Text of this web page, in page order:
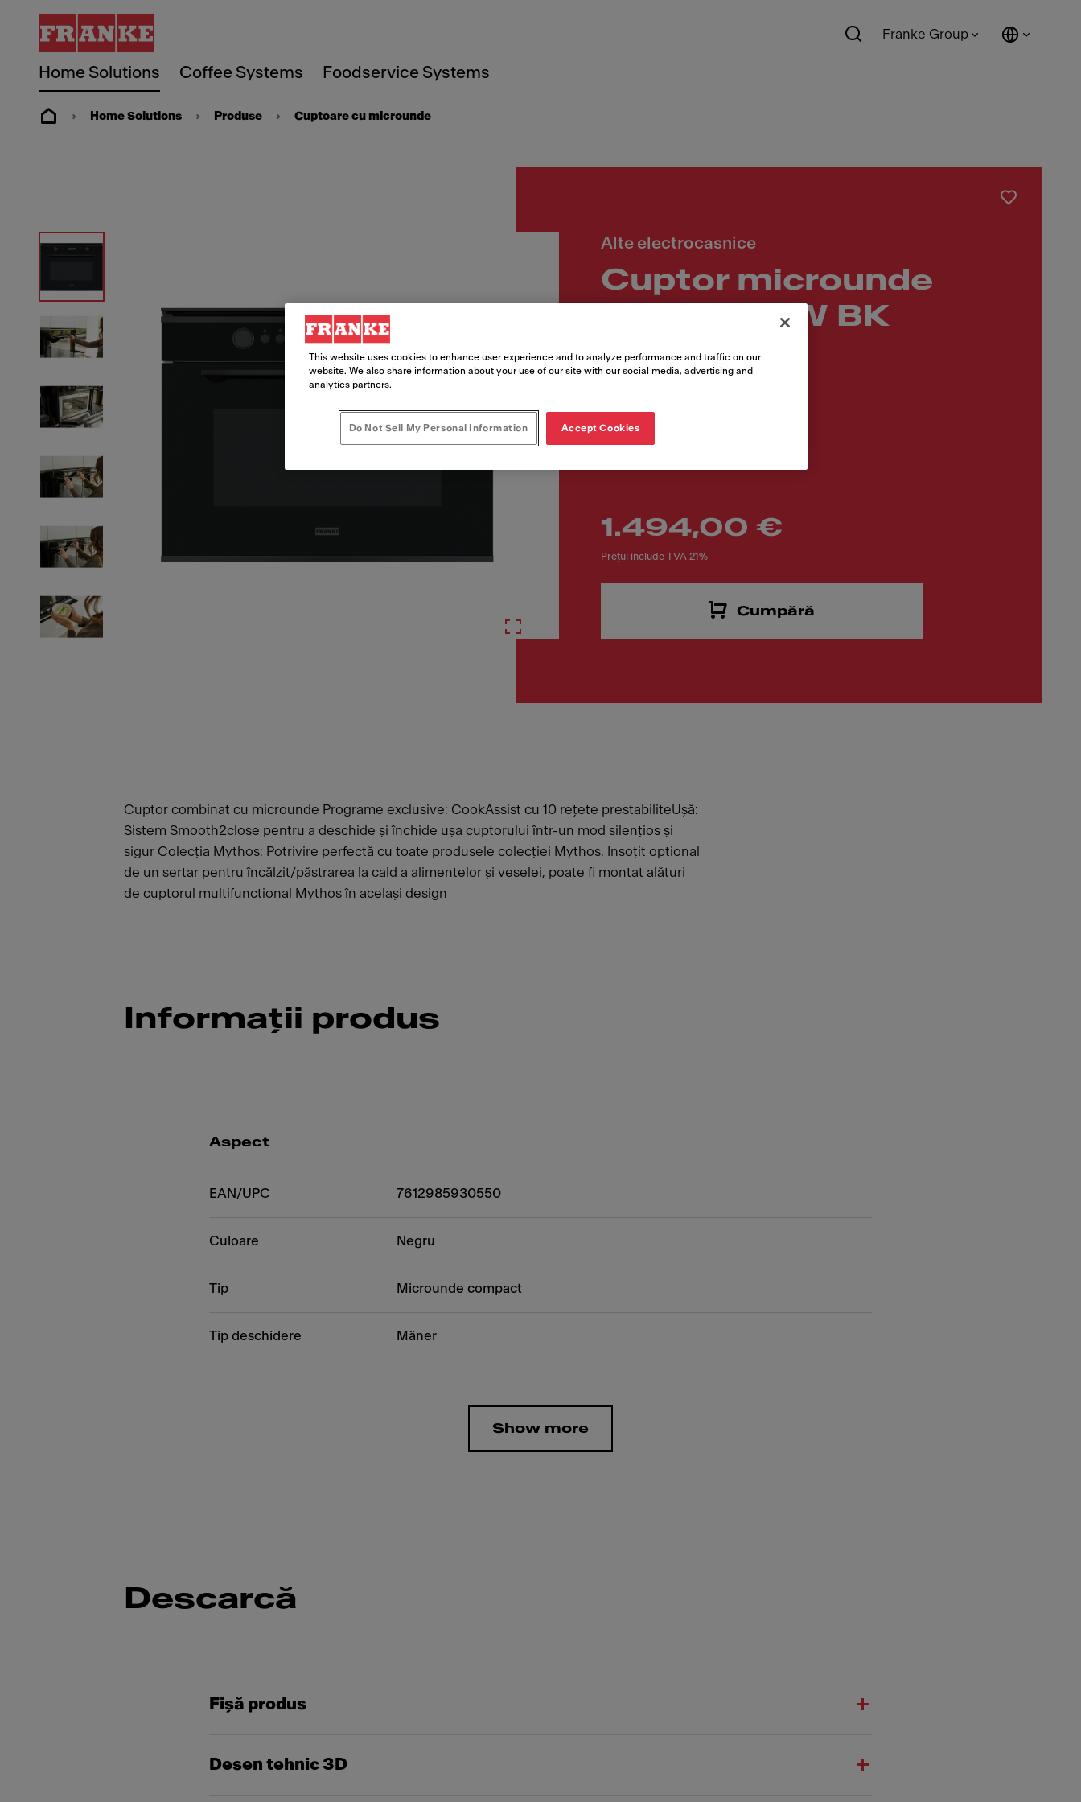
Home Solutions Coffee Systems Foodservice Systems
Franke Group
Home Solutions Produse Cuptoare cu microunde
Alte electrocasnice
Cuptor microunde
FMY 45 MW BK
Cod produs
1.494,00 €
Prețul include TVA 21%
Cumpără
Cuptor combinat cu microunde Programe exclusive: CookAssist cu 10 rețete prestabiliteUșă:
Sistem Smooth2close pentru a deschide și închide ușa cuptorului într-un mod silențios și
sigur Colecția Mythos: Potrivire perfectă cu toate produsele colecției Mythos. Insoțit optional
de un sertar pentru încălzit/păstrarea la cald a alimentelor și veselei, poate fi montat alături
de cuptorul multifunctional Mythos în același design
Informații produs
Aspect
EAN/UPC 7612985930550
Culoare Negru
Tip Microunde compact
Tip deschidere Mâner
Show more
Descarcă
Fişă produs
Desen tehnic 3D
This website uses cookies to enhance user experience and to analyze performance and traffic on our
website. We also share information about your use of our site with our social media, advertising and
analytics partners.
Do Not Sell My Personal Information Accept Cookies